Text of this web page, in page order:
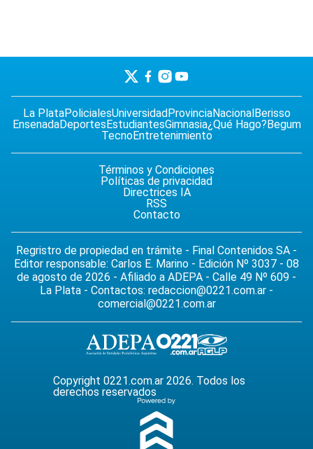
La PlataPolicialesUniversidadProvinciaNacionalBerisso
EnsenadaDeportesEstudiantesGimnasia¿Qué Hago?Begum
TecnoEntretenimiento
Términos y Condiciones
Políticas de privacidad
Directrices IA
RSS
Contacto
Regristro de propiedad en trámite - Final Contenidos SA -
Editor responsable: Carlos E. Marino - Edición Nº 3037 - 08
de agosto de 2026 - Afiliado a ADEPA - Calle 49 Nº 609 -
La Plata - Contactos: redaccion@0221.com.ar -
comercial@0221.com.ar
Copyright 0221.com.ar 2026. Todos los
derechos reservados